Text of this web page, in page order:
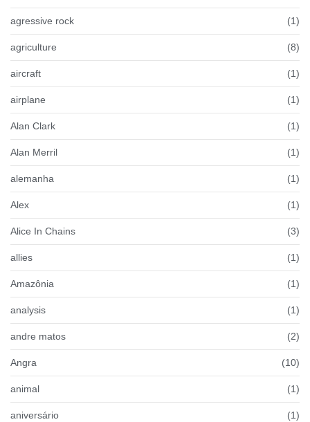
agressive rock (1)
agriculture (8)
aircraft (1)
airplane (1)
Alan Clark (1)
Alan Merril (1)
alemanha (1)
Alex (1)
Alice In Chains (3)
allies (1)
Amazônia (1)
analysis (1)
andre matos (2)
Angra (10)
animal (1)
aniversário (1)